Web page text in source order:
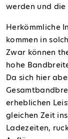
werden und die
Herkömmliche
kommen in
Zwar können
hohe
Da sich hier
erheblichen
gleichen Zeit
Ladezeiten,